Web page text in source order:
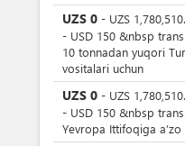
UZS 0 - UZS
- USD 150 &nbsp
10 tonnadan yuqori
vositalari uchun
UZS 0 - UZS
- USD 150 &nbsp
Yevropa Ittifoqiga